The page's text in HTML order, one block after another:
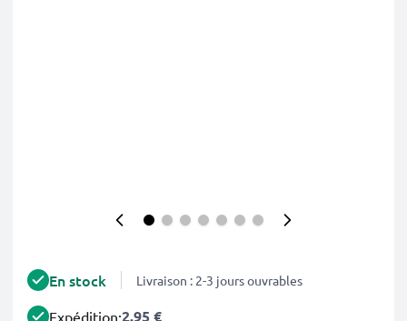
En stock Livraison : 2-3 jours ouvrables
Expédition:2.95 €